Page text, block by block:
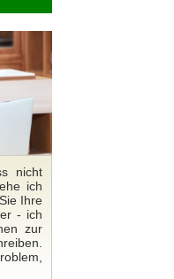
nicht
ich
Ihre
- ich
zur